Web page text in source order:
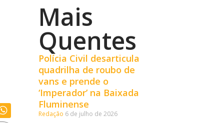
Mais
Quentes
Polícia Civil desarticula
quadrilha de roubo de
vans e prende o
‘Imperador’ na Baixada
Fluminense
Redação 6 de julho de 2026